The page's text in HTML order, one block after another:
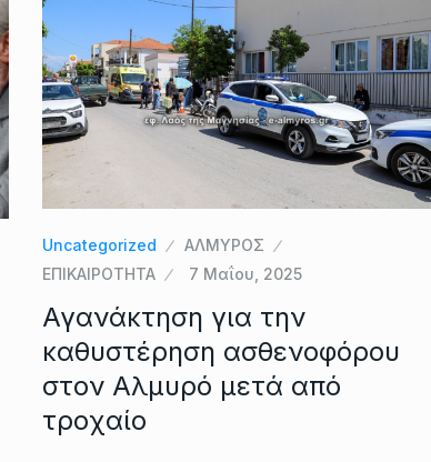
Uncategorized
ΑΛΜΥΡΟΣ
ΕΠΙΚΑΙΡΟΤΗΤΑ
7 Μαΐου, 2025
Αγανάκτηση για την
καθυστέρηση ασθενοφόρου
στον Αλμυρό μετά από
τροχαίο